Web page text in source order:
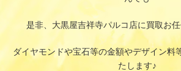
是非、大黒屋吉祥寺パルコ店に買取お
ダイヤモンドや宝石等の金額やデザイン料
たします♪